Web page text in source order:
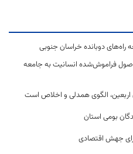
فراموش‌شده انسانیت به جامعه
اربعین، الگوی همدلی و اخلاص است
بومی استان
جهش اقتصادی